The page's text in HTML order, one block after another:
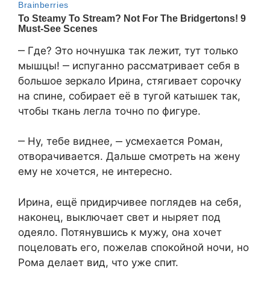
‒ Где? Это ночнушка так лежит, тут только
мышцы! ‒ испуганно рассматривает себя в
большое зеркало Ирина, стягивает сорочку
на спине, собирает её в тугой катышек так,
чтобы ткань легла точно по фигуре.
‒ Ну, тебе виднее, ‒ усмехается Роман,
отворачивается. Дальше смотреть на жену
ему не хочется, не интересно.
Ирина, ещё придирчивее поглядев на себя,
наконец, выключает свет и ныряет под
одеяло. Потянувшись к мужу, она хочет
поцеловать его, пожелав спокойной ночи, но
Рома делает вид, что уже спит.